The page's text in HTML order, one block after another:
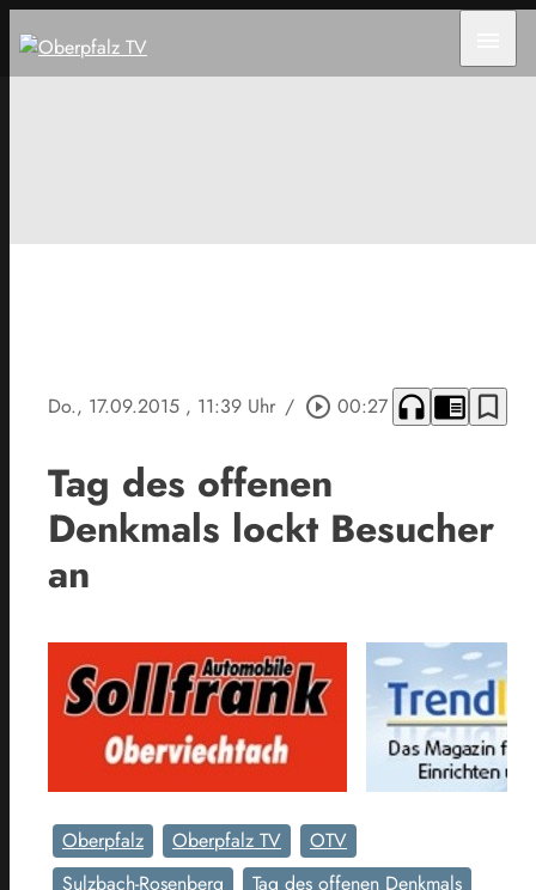
Do., 17.09.2015 , 11:39 Uhr / play_circle_outline 00:27 headphones chrome_reader_mode bookmark_border
Tag des offenen
Denkmals lockt Besucher
an
Oberpfalz Oberpfalz TV
OTV
Sulzbach-Rosenberg
Tag des offenen Denkmals